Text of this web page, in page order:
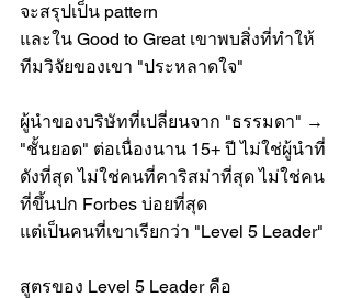
จะสรุปเป็น pattern
และใน Good to Great เขาพบสิ่งที่ทำให้
ทีมวิจัยของเขา "ประหลาดใจ"
ผู้นำของบริษัทที่เปลี่ยนจาก "ธรรมดา" →
"ชั้นยอด" ต่อเนื่องนาน 15+ ปี ไม่ใช่ผู้นำที่
ดังที่สุด ไม่ใช่คนที่คาริสม่าที่สุด ไม่ใช่คน
ที่ขึ้นปก Forbes บ่อยที่สุด
แต่เป็นคนที่เขาเรียกว่า "Level 5 Leader"
สูตรของ Level 5 Leader คือ